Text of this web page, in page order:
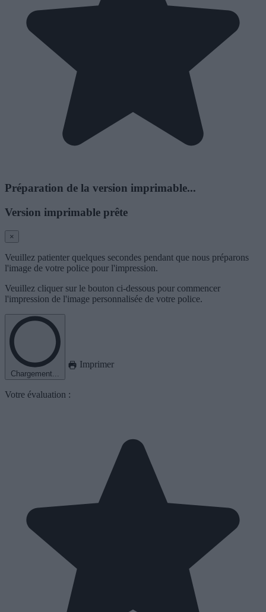
Préparation de la version imprimable...
Version imprimable prête
×
Veuillez patienter quelques secondes pendant que nous préparons
l'image de votre police pour l'impression.
Veuillez cliquer sur le bouton ci-dessous pour commencer
l'impression de l'image personnalisée de votre police.
Chargement...
Imprimer
Votre évaluation :